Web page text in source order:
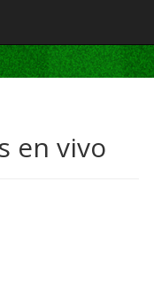
en vivo